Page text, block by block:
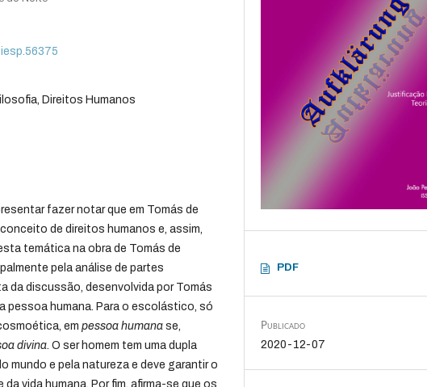
Direitos Humanos
fazer notar que em Tomás de
de direitos humanos e, assim,
temática na obra de Tomás de
pela análise de partes
da discussão, desenvolvida por Tomás
pessoa humana. Para o escolástico, só
empessoa humana se,
divina . O ser homem tem uma dupla
mundo e pela natureza e deve garantir o
vida humana. Por fim, afirma-se que os
PDF
Publicado
2020-12-07